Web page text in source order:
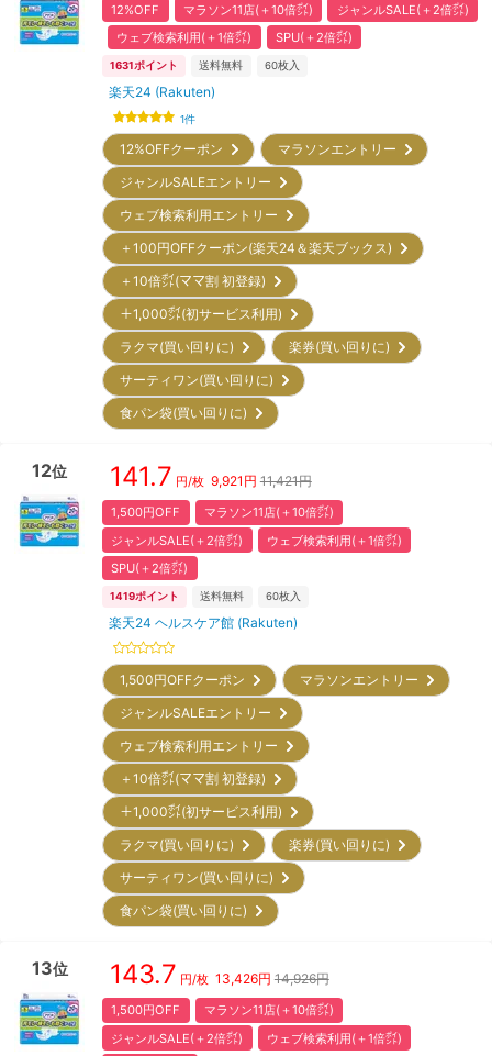
12%OFF マラソン11店(＋10倍㌽)
ジャンルSALE(＋2倍㌽)
ウェブ検索利用(＋1倍㌽)
SPU(＋2倍㌽)
1631ポイント 送料無料 60枚入
楽天24 (Rakuten)
1件
12%OFFクーポン
マラソンエントリー
ジャンルSALEエントリー
ウェブ検索利用エントリー
＋100円OFFクーポン(楽天24＆楽天ブックス)
＋10倍㌽(ママ割 初登録)
＋1,000㌽(初サービス利用)
ラクマ(買い回りに)
楽券(買い回りに)
サーティワン(買い回りに)
食パン袋(買い回りに)
12位 141.7 円/枚 9,921 円 11,421円
1,500円OFF
マラソン11店(＋10倍㌽)
ジャンルSALE(＋2倍㌽)
ウェブ検索利用(＋1倍㌽)
SPU(＋2倍㌽)
1419ポイント 送料無料 60枚入
楽天24 ヘルスケア館 (Rakuten)
1,500円OFFクーポン
マラソンエントリー
ジャンルSALEエントリー
ウェブ検索利用エントリー
＋10倍㌽(ママ割 初登録)
＋1,000㌽(初サービス利用)
ラクマ(買い回りに)
楽券(買い回りに)
サーティワン(買い回りに)
食パン袋(買い回りに)
13位 143.7 円/枚 13,426円 14,926円
1,500円OFF
マラソン11店(＋10倍㌽)
ジャンルSALE(＋2倍㌽)
ウェブ検索利用(＋1倍㌽)